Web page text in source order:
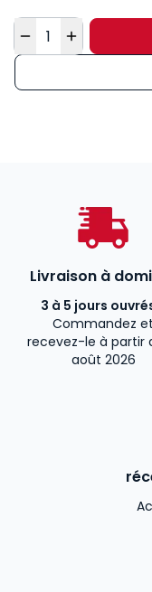
Quantité
Livraison à
3 à 5 jours
Commandez et
recevez-le à partir
août 2026